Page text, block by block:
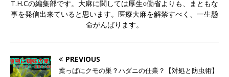
T.H.Cの編集部です。大麻に関しては厚生○働省よりも、まともな
事を発信出来ていると思います。医療大麻を解禁すべく、一生懸
命がんばります。
PREVIOUS
葉っぱにクモの巣？ハダニの仕業？【対処と防虫術】